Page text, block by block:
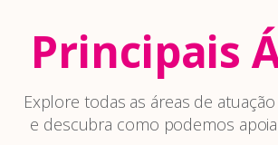
Principais
Explore todas as áreas de atuação
e descubra como podemos